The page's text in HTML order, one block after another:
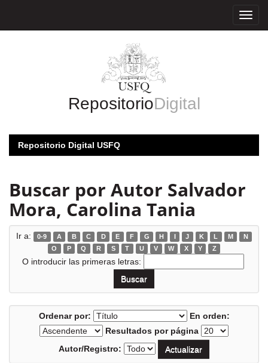
RepositorioDigital
Repositorio Digital USFQ
Buscar por Autor Salvador
Mora, Carolina Tania
Ir a: 0-9 A B C D E F G H I J K L M
N
O
P Q R S T U V W X Y Z
O introducir las primeras letras:
Ordenar por:
En orden:
Resultados por página
Autor/Registro: